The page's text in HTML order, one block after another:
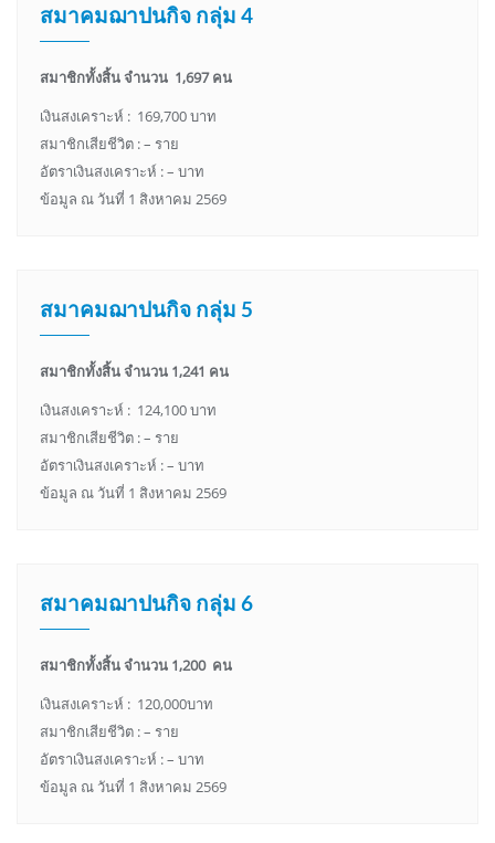
สมาคมฌาปนกิจ กลุ่ม 4
สมาชิกทั้งสิ้น จำนวน 1,697 คน
เงินสงเคราะห์ : 169,700 บาท
สมาชิกเสียชีวิต : – ราย
อัตราเงินสงเคราะห์ : – บาท
ข้อมูล ณ วันที่ 1 สิงหาคม 2569
สมาคมฌาปนกิจ กลุ่ม 5
สมาชิกทั้งสิ้น จำนวน 1,241 คน
เงินสงเคราะห์ : 124,100 บาท
สมาชิกเสียชีวิต : – ราย
อัตราเงินสงเคราะห์ : – บาท
ข้อมูล ณ วันที่ 1 สิงหาคม 2569
สมาคมฌาปนกิจ กลุ่ม 6
สมาชิกทั้งสิ้น จำนวน 1,200 คน
เงินสงเคราะห์ : 120,000บาท
สมาชิกเสียชีวิต : – ราย
อัตราเงินสงเคราะห์ : – บาท
ข้อมูล ณ วันที่ 1 สิงหาคม 2569